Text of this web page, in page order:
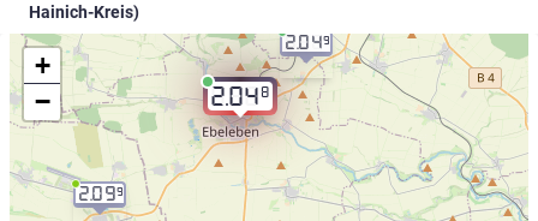
Hainich-Kreis)
2.048
2.099
2.049
+
−